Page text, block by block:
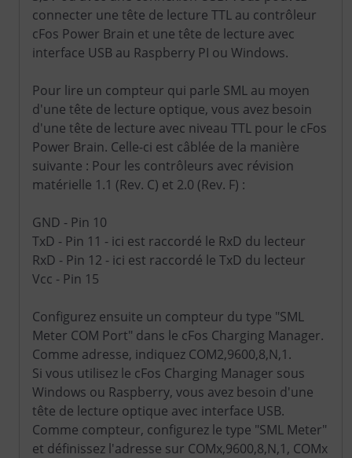
connecter une tête de lecture TTL au contrôleur
cFos Power Brain et une tête de lecture avec
interface USB au Raspberry PI ou Windows.
Pour lire un compteur qui parle SML au moyen
d'une tête de lecture optique, vous avez besoin
d'une tête de lecture avec niveau TTL pour le cFos
Power Brain. Celle-ci est câblée de la manière
suivante : Pour les contrôleurs avec révision
matérielle 1.1 (Rev. C) et 2.0 (Rev. F) :
GND - Pin 10
TxD - Pin 11 - ici est raccordé le RxD du lecteur
RxD - Pin 12 - ici est raccordé le TxD du lecteur
Vcc - Pin 15
Configurez ensuite un compteur du type "SML
Meter COM Port" dans le cFos Charging Manager.
Comme adresse, indiquez COM2,9600,8,N,1.
Si vous utilisez le cFos Charging Manager sous
Windows ou Raspberry, vous avez besoin d'une
tête de lecture optique avec interface USB.
Comme compteur, configurez le type "SML Meter"
et définissez l'adresse sur COMx,9600,8,N,1, COMx